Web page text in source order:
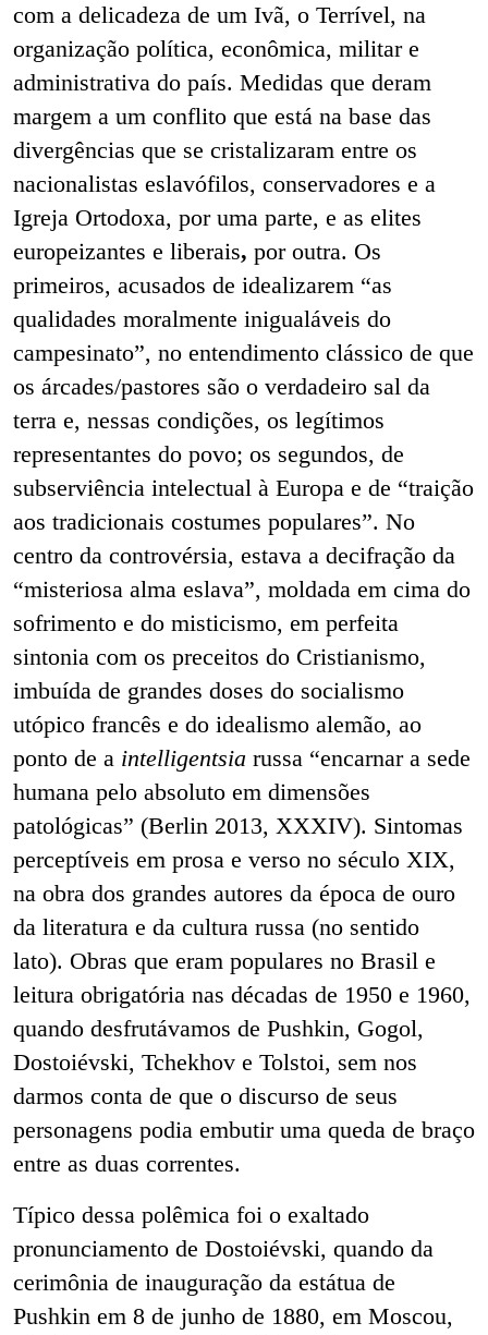
com a delicadeza de um Ivã, o Terrível, na
organização política, econômica, militar e
administrativa do país. Medidas que deram
margem a um conflito que está na base das
divergências que se cristalizaram entre os
nacionalistas eslavófilos, conservadores e a
Igreja Ortodoxa, por uma parte, e as elites
europeizantes e liberais, por outra. Os
primeiros, acusados de idealizarem “as
qualidades moralmente inigualáveis do
campesinato”, no entendimento clássico de que
os árcades/pastores são o verdadeiro sal da
terra e, nessas condições, os legítimos
representantes do povo; os segundos, de
subserviência intelectual à Europa e de “traição
aos tradicionais costumes populares”. No
centro da controvérsia, estava a decifração da
“misteriosa alma eslava”, moldada em cima do
sofrimento e do misticismo, em perfeita
sintonia com os preceitos do Cristianismo,
imbuída de grandes doses do socialismo
utópico francês e do idealismo alemão, ao
ponto de a intelligentsia russa “encarnar a sede
humana pelo absoluto em dimensões
patológicas” (Berlin 2013, XXXIV). Sintomas
perceptíveis em prosa e verso no século XIX,
na obra dos grandes autores da época de ouro
da literatura e da cultura russa (no sentido
lato). Obras que eram populares no Brasil e
leitura obrigatória nas décadas de 1950 e 1960,
quando desfrutávamos de Pushkin, Gogol,
Dostoiévski, Tchekhov e Tolstoi, sem nos
darmos conta de que o discurso de seus
personagens podia embutir uma queda de braço
entre as duas correntes.
Típico dessa polêmica foi o exaltado
pronunciamento de Dostoiévski, quando da
cerimônia de inauguração da estátua de
Pushkin em 8 de junho de 1880, em Moscou,